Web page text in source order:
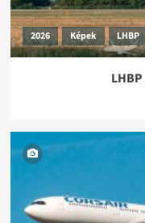
2026 Képek LHBP